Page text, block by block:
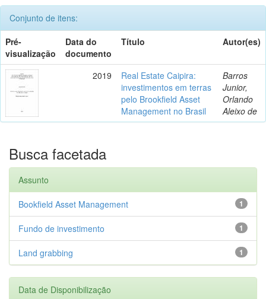
Conjunto de itens:
Pré-
visualização
Data do
documento
Título Autor(es)
2019
Real Estate Caipira:
investimentos em terras
pelo Brookfield Asset
Management no Brasil
Barros
Junior,
Orlando
Aleixo de
Busca facetada
Assunto
1
Bookfield Asset Management
1
Fundo de investimento
1
Land grabbing
Data de Disponibilização